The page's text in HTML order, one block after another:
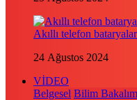
Akıllı telefon
24 Ağustos 2024
VİDEO
Belgesel Bilim Bakalım